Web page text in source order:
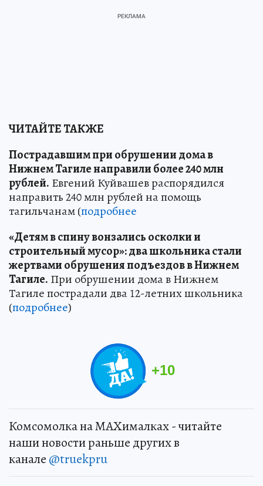
ЧИТАЙТЕ ТАКЖЕ
Пострадавшим при обрушении дома в
Нижнем Тагиле направили более 240 млн
рублей. Евгений Куйвашев распорядился
направить 240 млн рублей на помощь
тагильчанам (подробнее
«Детям в спину вонзались осколки и
строительный мусор»: два школьника стали
жертвами обрушения подъездов в Нижнем
Тагиле. При обрушении дома в Нижнем
Тагиле пострадали два 12-летних школьника
(подробнее)
+10
Комсомолка на MAXималках - читайте
наши новости раньше других в
канале @truekpru